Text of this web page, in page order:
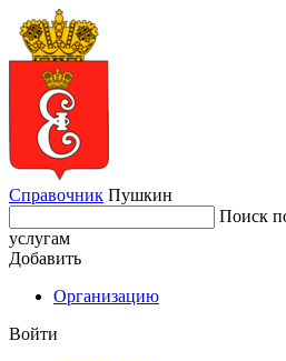
Справочник Пушкин
Поиск
услугам
Добавить
Организацию
Войти